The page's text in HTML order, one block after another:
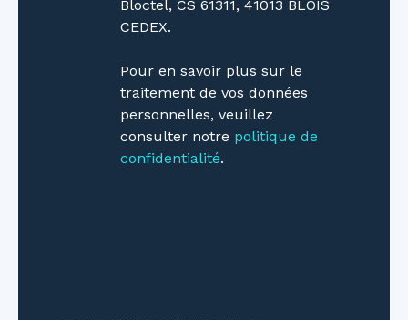
Bloctel, CS 61311, 41013 BLOIS
CEDEX.
Pour en savoir plus sur le
traitement de vos données
personnelles, veuillez
consulter notre politique de
confidentialité.